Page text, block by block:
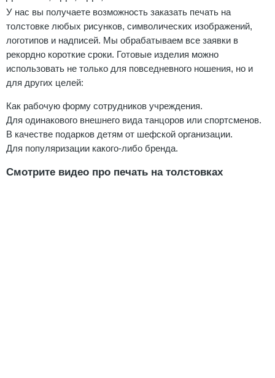
У нас вы получаете возможность заказать печать на
толстовке любых рисунков, символических изображений,
логотипов и надписей. Мы обрабатываем все заявки в
рекордно короткие сроки. Готовые изделия можно
использовать не только для повседневного ношения, но и
для других целей:
Как рабочую форму сотрудников учреждения.
Для одинакового внешнего вида танцоров или спортсменов.
В качестве подарков детям от шефской организации.
Для популяризации какого-либо бренда.
Смотрите видео про печать на толстовках